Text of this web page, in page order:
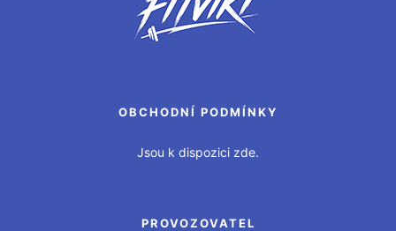
OBCHODNÍ PODMÍNKY
Jsou k dispozici zde.
PROVOZOVATEL